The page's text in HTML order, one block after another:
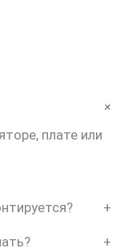
+
плате или
+
+